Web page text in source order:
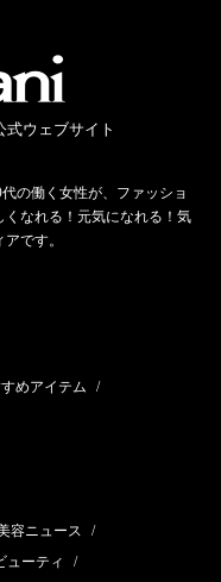
式ウェブサイト
の働く女性が、ファッショ
なれる！元気になれる！気
です。
めアイテム /
容ニュース /
ューティ /